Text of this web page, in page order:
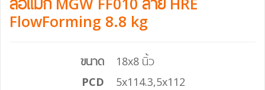
FlowForming 8.8 kg
ขนาด
18x8 นิ้ว
PCD
5x114.3,5x112